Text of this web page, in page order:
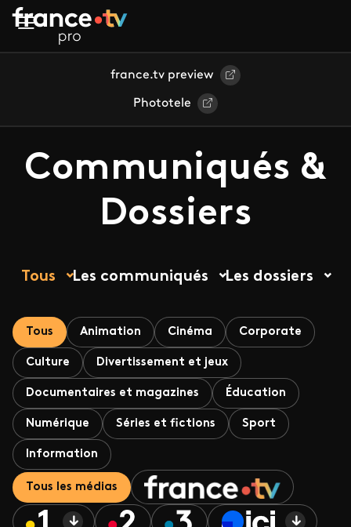
Aller au contenu principal
france.tv preview
Phototele
Communiqués &
Dossiers
Tous Les communiqués Les dossiers
Tous Animation Cinéma Corporate
Culture Divertissement et jeux
Documentaires et magazines Éducation
Numérique Séries et fictions Sport
Information
Tous les médias